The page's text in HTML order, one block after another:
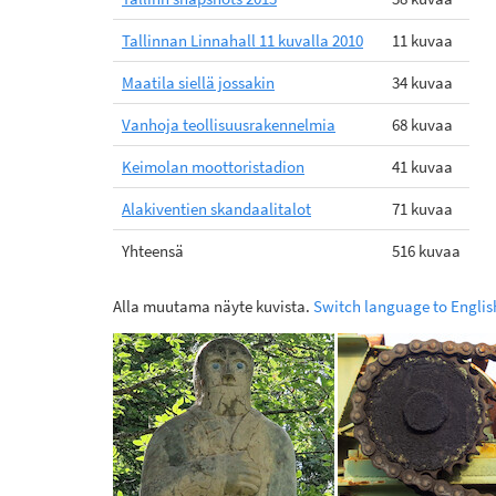
Tallinnan Linnahall 11 kuvalla 2010
11 kuvaa
Maatila siellä jossakin
34 kuvaa
Vanhoja teollisuusrakennelmia
68 kuvaa
Keimolan moottoristadion
41 kuvaa
Alakiventien skandaalitalot
71 kuvaa
Yhteensä
516 kuvaa
Alla muutama näyte kuvista. Switch language to